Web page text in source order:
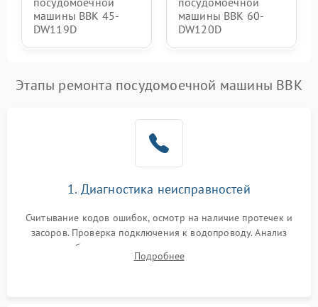
машины BBK 45-
DW119D
машины BBK 60-
DW120D
Этапы ремонта посудомоечной машины BBK
1. Диагностика неисправностей
Считывание кодов ошибок, осмотр на наличие протечек и
засоров. Проверка подключения к водопроводу. Анализ
жалоб на отсутствие слива, нагрева, вращения
разбрызгивателей или срабатывание системы защиты
Подробнее